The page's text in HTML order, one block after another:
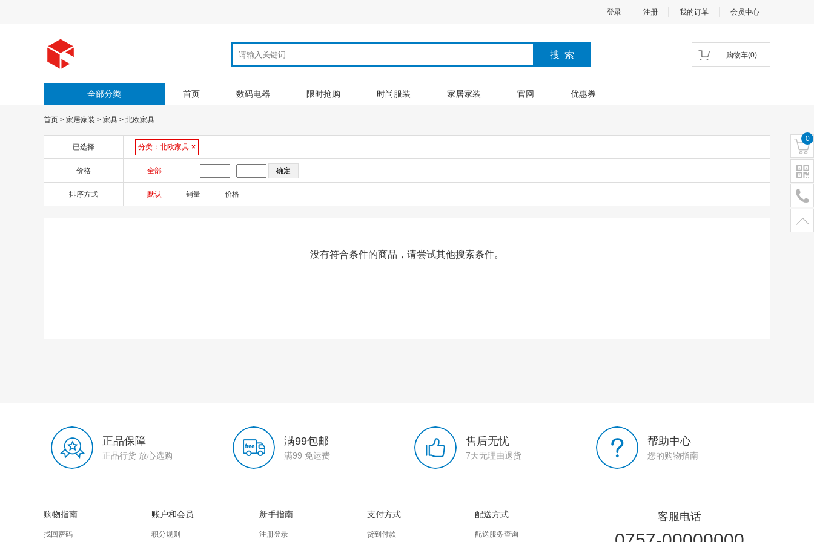
登录 注册 我的订单 会员中心
购物车(0)
全部分类 首页 数码电器 限时抢购 时尚服装 家居家装 官网 优惠券
首页 > 家居家装 > 家具 > 北欧家具
已选择 分类： 北欧家具 ×
价格 全部 -
排序方式 默认 销量 价格
没有符合条件的商品，请尝试其他搜索条件。
正品保障
正品行货 放心选购
满99包邮
满99 免运费
售后无忧
7天无理由退货
帮助中心
您的购物指南
购物指南
找回密码
账户和会员
积分规则
新手指南
注册登录
支付方式
货到付款
配送方式
配送服务查询
客服电话
0